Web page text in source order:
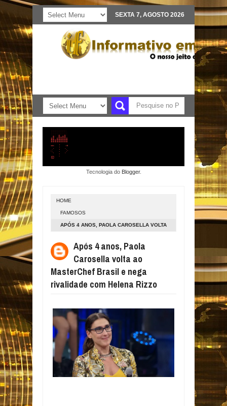
SEXTA 7, AGOSTO 2026
Tecnologia do Blogger.
HOME
FAMOSOS
APÓS 4 ANOS, PAOLA CAROSELLA VOLTA
RIVALIDADE COM HELENA RIZZO
Após 4 anos, Paola
Carosella volta ao
MasterChef Brasil e nega
rivalidade com Helena Rizzo